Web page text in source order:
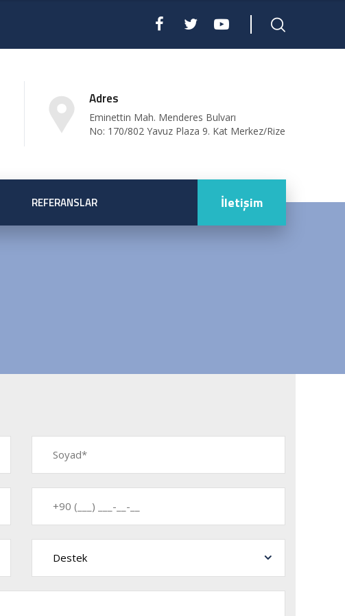
Adres
Eminettin Mah. Menderes Bulvarı
No: 170/802 Yavuz Plaza 9. Kat Merkez/Rize
REFERANSLAR İletişim